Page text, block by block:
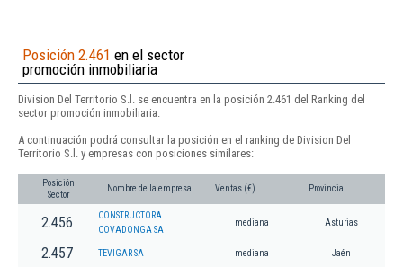
Posición 2.461 en el sector
promoción inmobiliaria
Division Del Territorio S.l. se encuentra en la posición 2.461 del Ranking del
sector promoción inmobiliaria.
A continuación podrá consultar la posición en el ranking de Division Del
Territorio S.l. y empresas con posiciones similares:
Posición
Sector
Nombre de la empresa Ventas (€) Provincia
2.456
CONSTRUCTORA
COVADONGA SA
mediana Asturias
2.457 TEVIGAR SA mediana Jaén